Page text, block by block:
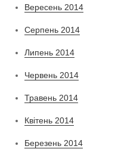
Вересень 2014
Серпень 2014
Липень 2014
Червень 2014
Травень 2014
Квітень 2014
Березень 2014